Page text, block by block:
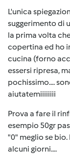
L'unica
suggerimento di
la prima volta
copertina ed ho
cucina (forno
essersi ripresa,
pochissimo....
aiutatemiiiiiiii
Prova a fare il
esempio 50gr
"0" meglio se
alcuni giorni....